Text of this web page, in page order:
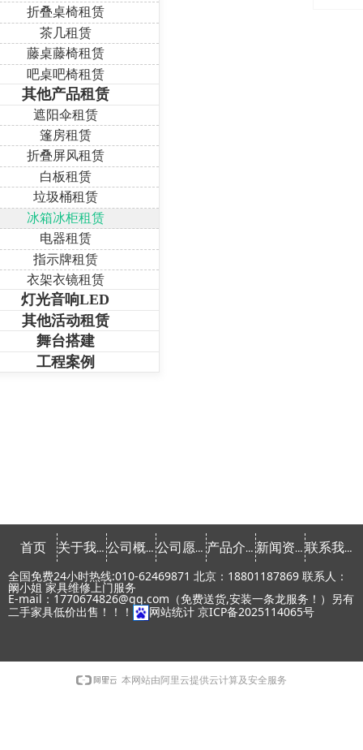
折叠桌椅租赁
茶几租赁
藤桌藤椅租赁
吧桌吧椅租赁
其他产品租赁
遮阳伞租赁
篷房租赁
折叠屏风租赁
白板租赁
垃圾桶租赁
冰箱冰柜租赁
电器租赁
指示牌租赁
衣架衣镜租赁
灯光音响LED
其他活动租赁
舞台搭建
工程案例
全国免费24小时热线:010-62469871 北京：18801187869 联系人：
阚小姐 家具维修上门服务
E-mail：1770674826@qq.com（免费送货,安装一条龙服务！）另有
二手家具低价出售！！！
网站统计 京ICP备2025114065号
首页 关于我们 公司概念 公司愿景 产品介绍 新闻资讯 联系我们
本网站由阿里云提供云计算及安全服务